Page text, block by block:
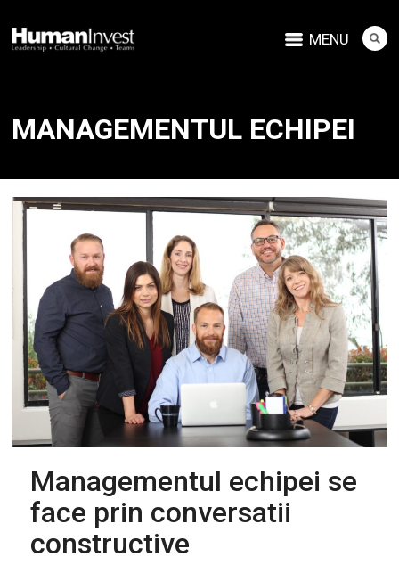
MENU
MANAGEMENTUL ECHIPEI
Managementul echipei se
face prin conversatii
constructive